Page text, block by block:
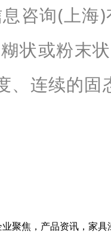
咨询(上海
状或粉末
、连续的
业聚焦 ， 产品资讯 ， 家具